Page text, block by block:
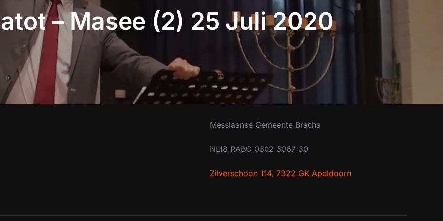
– Masee (2) 25 Juli 2020
Messiaanse Gemeente Bracha
NL18 RABO 0302 3067 30
Zilverschoon 114, 7322 GK Apeldoorn